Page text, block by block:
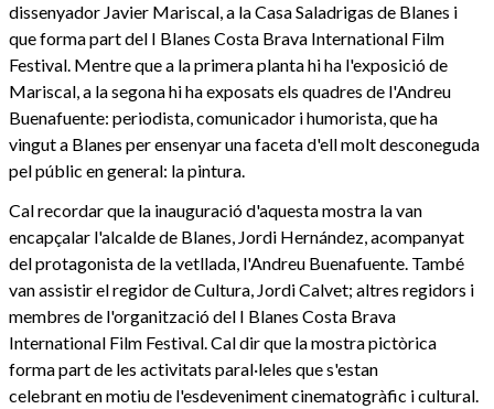
dissenyador Javier Mariscal, a la Casa Saladrigas de Blanes i
que forma part del I Blanes Costa Brava International Film
Festival. Mentre que a la primera planta hi ha l'exposició de
Mariscal, a la segona hi ha exposats els quadres de l'Andreu
Buenafuente: periodista, comunicador i humorista, que ha
vingut a Blanes per ensenyar una faceta d'ell molt desconeguda
pel públic en general: la pintura.
Cal recordar que la inauguració d'aquesta mostra la van
encapçalar l'alcalde de Blanes, Jordi Hernández, acompanyat
del protagonista de la vetllada, l'Andreu Buenafuente. També
van assistir el regidor de Cultura, Jordi Calvet; altres regidors i
membres de l'organització del I Blanes Costa Brava
International Film Festival. Cal dir que la mostra pictòrica
forma part de les activitats paral·leles que s'estan
celebrant en motiu de l'esdeveniment cinematogràfic i cultural.